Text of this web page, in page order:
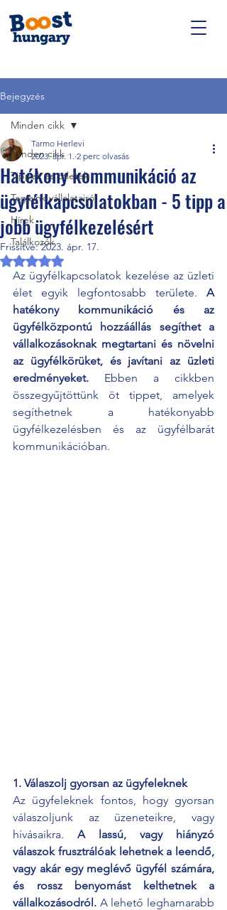
Bejegyzés
Minden cikk
Tippek és ötletek
Tagjaink vállalatairól
Hírek
Találkozók
Minden cikk
Hatékony kommunikáció az
ügyfélkapcsolatokban - 5 tipp a
jobb ügyfélkezelésért
Tarmo Herlevi
2023. ápr. 1. 2 perc olvasás
Frissítve:2023. ápr. 17.
NaN csillagot kapott az 5-ből.
Az ügyfélkapcsolatok kezelése az üzleti
élet egyik legfontosabb területe. A
hatékony kommunikáció és az
ügyfélközpontú hozzáállás segíthet a
vállalkozásoknak megtartani és növelni
az ügyfélkörüket, és javítani az üzleti
eredményeket. Ebben a cikkben
összegyűjtöttünk öt tippet, amelyek
segíthetnek a hatékonyabb
ügyfélkezelésben és az ügyfélbarát
kommunikációban.
1. Válaszolj gyorsan az ügyfeleknek
Az ügyfeleknek fontos, hogy gyorsan
válaszoljunk az üzeneteikre, vagy
hívásaikra. A lassú, vagy hiányzó
válaszok frusztrálóak lehetnek a leendő,
vagy akár egy meglévő ügyfél számára,
és rossz benyomást kelthetnek a
vállalkozásodról. A lehető leghamarabb